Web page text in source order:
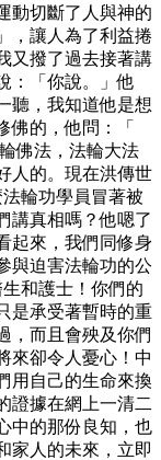
動切斷了人與神的
，讓人為了利益捲
又撥了過去接著講
：「你說。」他
聽，我知道他是想
佛的，他問：「
佛法，法輪大法
人的。現在洪傳世
輪功學員冒著被
講真相嗎？他嗯了
起來，我們同修身
與迫害法輪功的公
和護士！你們的
是承受著暫時的重
，而且會殃及你們
來卻令人憂心！中
用自己的生命來換
證據在網上一清二
中的那份良知，也
家人的未來，立即